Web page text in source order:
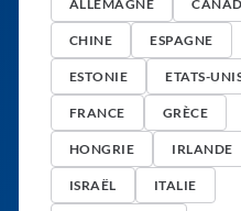
ALLEMAGNE
CHINE ESPAGNE
ESTONIE ETATS-
FRANCE GRÈCE
HONGRIE IRLANDE
ISRAËL ITALIE